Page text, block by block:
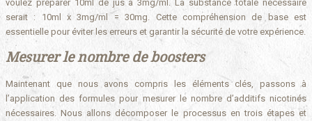
voulez préparer 10ml de jus à 3mg/ml. La substance totale nécessaire
serait : 10ml x 3mg/ml = 30mg. Cette compréhension de base est
essentielle pour éviter les erreurs et garantir la sécurité de votre expérience.
Mesurer le nombre de boosters
Maintenant que nous avons compris les éléments clés, passons à
l’application des formules pour mesurer le nombre d’additifs nicotinés
nécessaires. Nous allons décomposer le processus en trois étapes et